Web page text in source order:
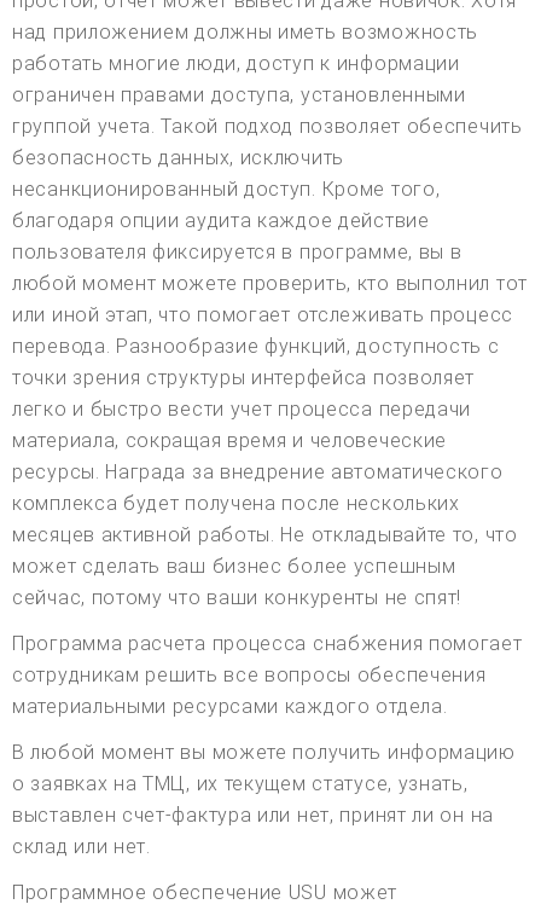
над приложением должны иметь возможность
работать многие люди, доступ к информации
ограничен правами доступа, установленными
группой учета. Такой подход позволяет обеспечить
безопасность данных, исключить
несанкционированный доступ. Кроме того,
благодаря опции аудита каждое действие
пользователя фиксируется в программе, вы в
любой момент можете проверить, кто выполнил тот
или иной этап, что помогает отслеживать процесс
перевода. Разнообразие функций, доступность с
точки зрения структуры интерфейса позволяет
легко и быстро вести учет процесса передачи
материала, сокращая время и человеческие
ресурсы. Награда за внедрение автоматического
комплекса будет получена после нескольких
месяцев активной работы. Не откладывайте то, что
может сделать ваш бизнес более успешным
сейчас, потому что ваши конкуренты не спят!
Программа расчета процесса снабжения помогает
сотрудникам решить все вопросы обеспечения
материальными ресурсами каждого отдела.
В любой момент вы можете получить информацию
о заявках на ТМЦ, их текущем статусе, узнать,
выставлен счет-фактура или нет, принят ли он на
склад или нет.
Программное обеспечение USU может